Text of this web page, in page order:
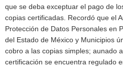
que se deba exceptuar el pago de
copias certificadas. Recordó que el
Protección de Datos Personales en
del Estado de México y Municipios
cobro a las copias simples; aunado
certificación se encuentra regulado